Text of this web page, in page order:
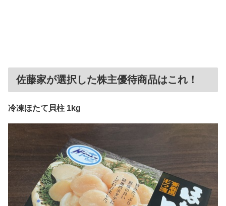
佐藤家が選択した株主優待商品はこれ！
冷凍ほたて貝柱 1kg